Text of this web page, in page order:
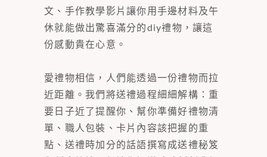
文、手作教學影片讓你用手邊材料及午
休就能做出驚喜滿分的diy禮物，讓這
份感動貴在心意。
愛禮物相信，人們能透過一份禮物而拉
近距離。我們將送禮過程細細解構：重
要日子近了提醒你、幫你準備好禮物清
單、職人包裝、卡片內容該把握的重
點、送禮時加分的話語撰寫成送禮秘笈